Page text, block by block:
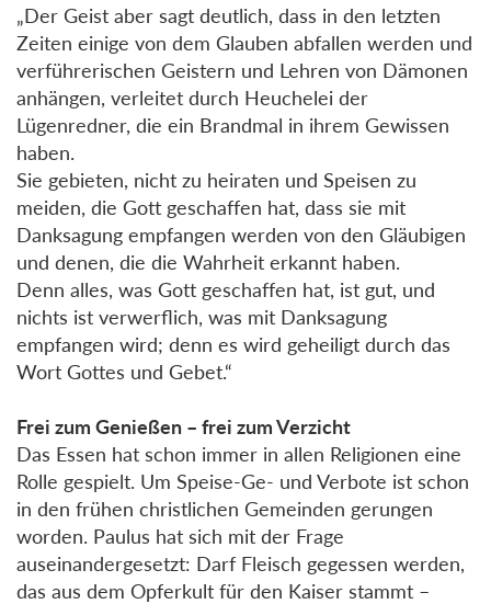
„Der Geist aber sagt deutlich, dass in den letzten
Zeiten einige von dem Glauben abfallen werden und
verführerischen Geistern und Lehren von Dämonen
anhängen, verleitet durch Heuchelei der
Lügenredner, die ein Brandmal in ihrem Gewissen
haben.
Sie gebieten, nicht zu heiraten und Speisen zu
meiden, die Gott geschaffen hat, dass sie mit
Danksagung empfangen werden von den Gläubigen
und denen, die die Wahrheit erkannt haben.
Denn alles, was Gott geschaffen hat, ist gut, und
nichts ist verwerflich, was mit Danksagung
empfangen wird; denn es wird geheiligt durch das
Wort Gottes und Gebet.“
Frei zum Genießen – frei zum Verzicht
Das Essen hat schon immer in allen Religionen eine
Rolle gespielt. Um Speise-Ge- und Verbote ist schon
in den frühen christlichen Gemeinden gerungen
worden. Paulus hat sich mit der Frage
auseinandergesetzt: Darf Fleisch gegessen werden,
das aus dem Opferkult für den Kaiser stammt –